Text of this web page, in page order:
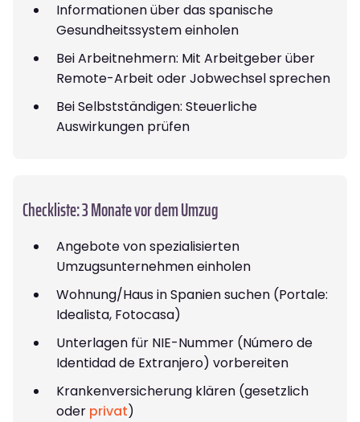
Informationen über das spanische
Gesundheitssystem einholen
Bei Arbeitnehmern: Mit Arbeitgeber über
Remote-Arbeit oder Jobwechsel sprechen
Bei Selbstständigen: Steuerliche
Auswirkungen prüfen
Checkliste: 3 Monate vor dem Umzug
Angebote von spezialisierten
Umzugsunternehmen einholen
Wohnung/Haus in Spanien suchen (Portale:
Idealista, Fotocasa)
Unterlagen für NIE-Nummer (Número de
Identidad de Extranjero) vorbereiten
Krankenversicherung klären (gesetzlich
oder privat)